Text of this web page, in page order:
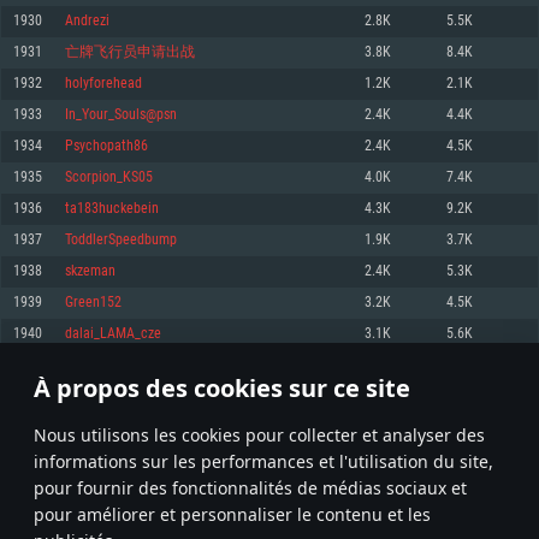
À propos des cookies sur ce site
Nous utilisons les cookies pour collecter et analyser des
informations sur les performances et l'utilisation du site,
pour fournir des fonctionnalités de médias sociaux et
pour améliorer et personnaliser le contenu et les
Mémoire: 4 GB
Carte graphique supportant DirectX 11: AMD Radeon 77XX / NVIDIA
GeForce GTX 660. La résolution minimale supportée par le jeu est de 720p
Connection: Connexion Internet à haut débit
Disque dur: 23.1 Go (client minimal)
Recommandée
1060 et plus, Radeon RX 570 et plus.
Disque dur: 75.9 Go (client complet)
pas supportés)
Mémoire: 6 GB
Carte graphique: Intel Iris Pro 5200 (Mac), ou analogue AMD/Nvidia. La
résolution minimale supportée par le jeu est de 720p.
Connection: Connexion Internet à haut débit
Disque dur: 62,2 Go (client minimal)
Recommandée
OS: Mac OS Big Sur 11.0 ou plus récent
Processeur: Core i7 (Les processeurs Intel Xeon ne sont pas supportés)
Mémoire: 8 GB
Carte graphique: Radeon Vega II ou plus avec support de Metal
Disque dur: 62,2 Go (client complet)
Mémoire: 4 GB
Carte graphique: NVIDIA 660 avec les derniers drivers (moins de 6 mois) /
de même pour AMD (La résolution minimale supportée par le jeu est de
720p)
Connection: Connexion Internet à haut débit
Disque dur: 62,2 Go (client minimal)
Recommandée
OS: Ubuntu 20.04 64bit
Processeur: Intel Core i7
Mémoire: 8 GB
Carte graphique: NVIDIA 1060 avec les derniers drivers (moins de 6 mois) /
6 mois et supportant Vulkan
Connection: Connexion Internet à haut débit
Disque dur: 60,2 Go (client complet)
1930 Andrezi 2.8K 5.5K
1931 亡牌飞行员申请出战 3.8K 8.4K
1932 holyforehead 1.2K 2.1K
1933 In_Your_Souls@psn 2.4K 4.4K
1934 Psychopath86 2.4K 4.5K
1935 Scorpion_KS05 4.0K 7.4K
1936 ta183huckebein 4.3K 9.2K
1937 ToddlerSpeedbump 1.9K 3.7K
1938 skzeman 2.4K 5.3K
1939 Green152 3.2K 4.5K
1940 dalai_LAMA_cze 3.1K 5.6K
* Classement mis à jour quotidiennement
96 97 98 197